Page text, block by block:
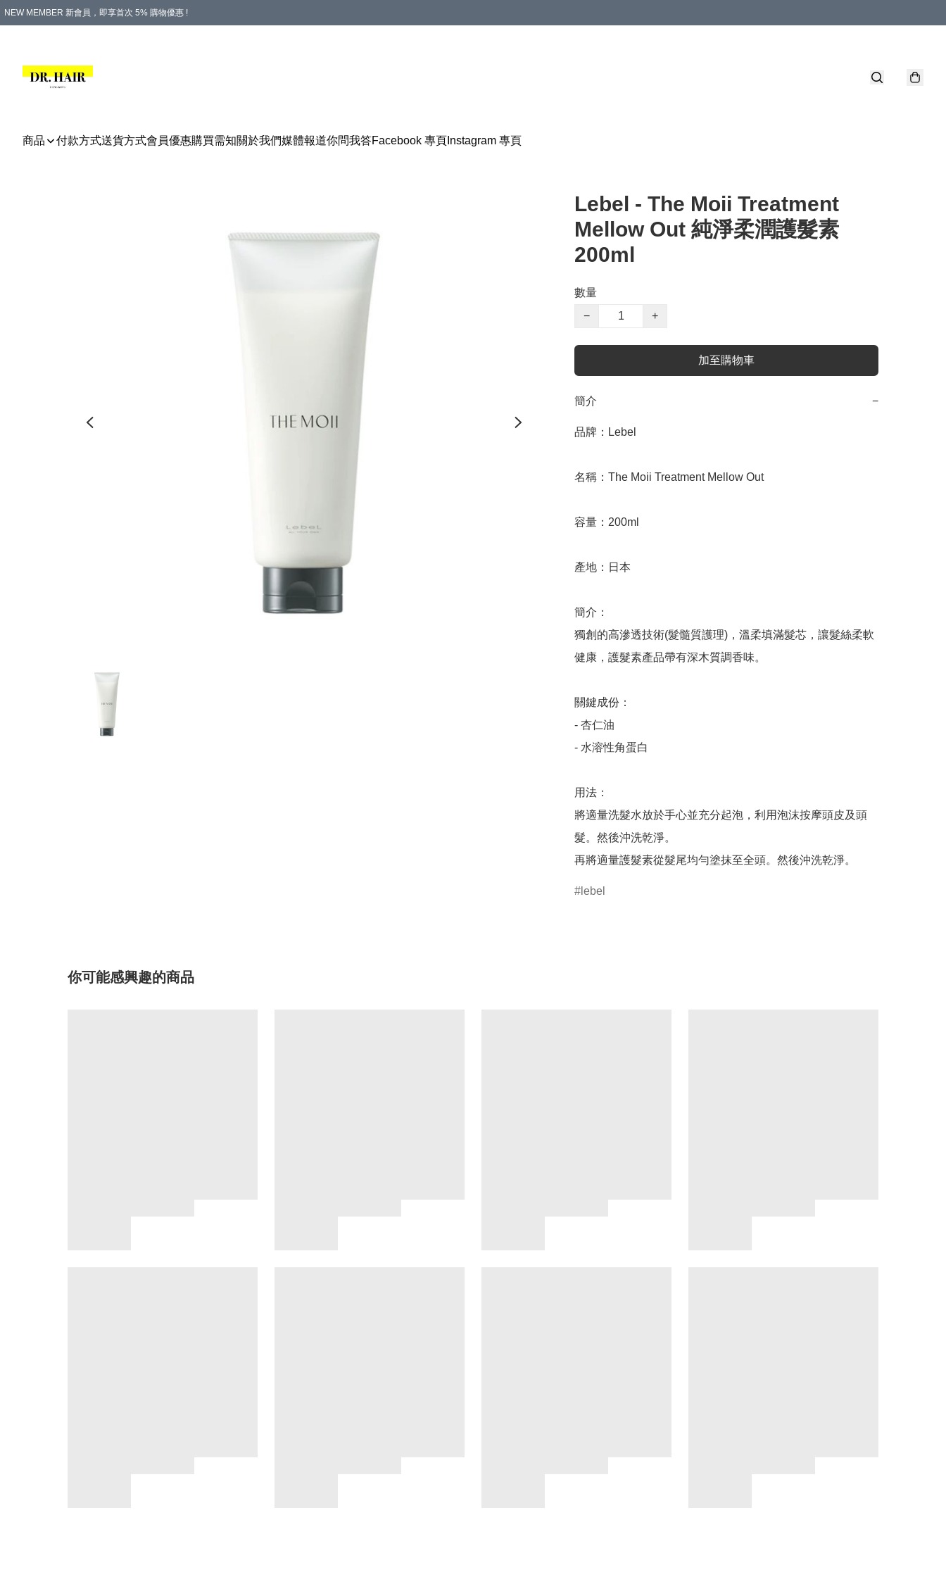
NEW MEMBER 新會員，即享首次 5% 購物優惠 !
商品 付款方式送貨方式會員優惠購買需知關於我們媒體報道你問我答Facebook 專頁 Instagram 專頁
Lebel - The Moii Treatment
Mellow Out 純淨柔潤護髮素
200ml
數量
−
+
加至購物車
簡介 −
品牌：Lebel
名稱：The Moii Treatment Mellow Out
容量：200ml
產地：日本
簡介：
獨創的高滲透技術(髮髓質護理)，溫柔填滿髮芯，讓髮絲柔軟
健康，護髮素產品帶有深木質調香味。
關鍵成份：
- 杏仁油
- 水溶性角蛋白
用法：
將適量洗髮水放於手心並充分起泡，利用泡沫按摩頭皮及頭
髮。然後沖洗乾淨。
lebel
你可能感興趣的商品